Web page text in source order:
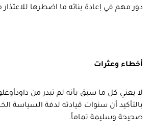
دور مهم في إعادة بنائه ما اضطرها للاعتذار
أخطاء وعثرات
لا يعني كل ما سبق بأنه لم تبدر من
بالتأكيد أن سنوات قيادته لدفة السياسة
صحيحة وسليمة تماماً.